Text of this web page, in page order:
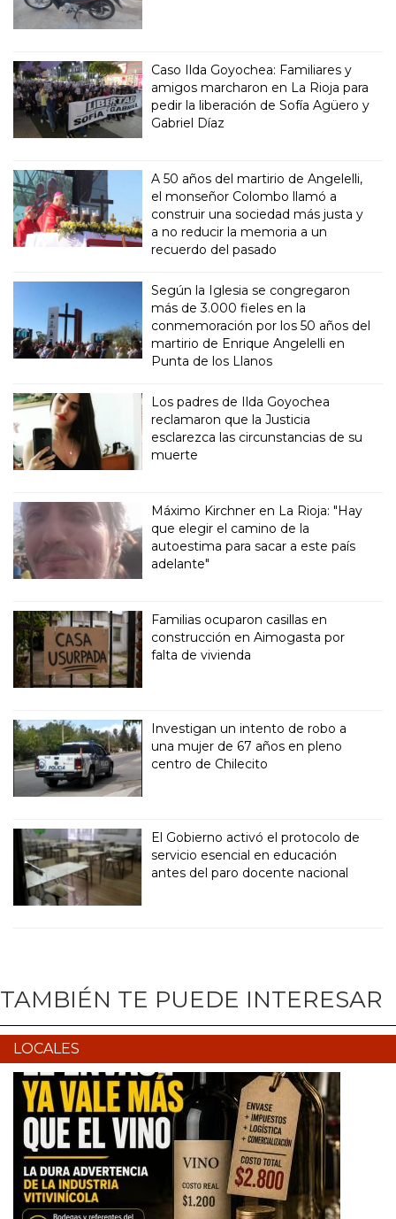
Caso Ilda Goyochea: Familiares y
amigos marcharon en La Rioja para
pedir la liberación de Sofía Agüero y
Gabriel Díaz
A 50 años del martirio de Angelelli,
el monseñor Colombo llamó a
construir una sociedad más justa y
a no reducir la memoria a un
recuerdo del pasado
Según la Iglesia se congregaron
más de 3.000 fieles en la
conmemoración por los 50 años del
martirio de Enrique Angelelli en
Punta de los Llanos
Los padres de Ilda Goyochea
reclamaron que la Justicia
esclarezca las circunstancias de su
muerte
Máximo Kirchner en La Rioja: "Hay
que elegir el camino de la
autoestima para sacar a este país
adelante"
Familias ocuparon casillas en
construcción en Aimogasta por
falta de vivienda
Investigan un intento de robo a
una mujer de 67 años en pleno
centro de Chilecito
El Gobierno activó el protocolo de
servicio esencial en educación
antes del paro docente nacional
TAMBIÉN TE PUEDE INTERESAR
LOCALES